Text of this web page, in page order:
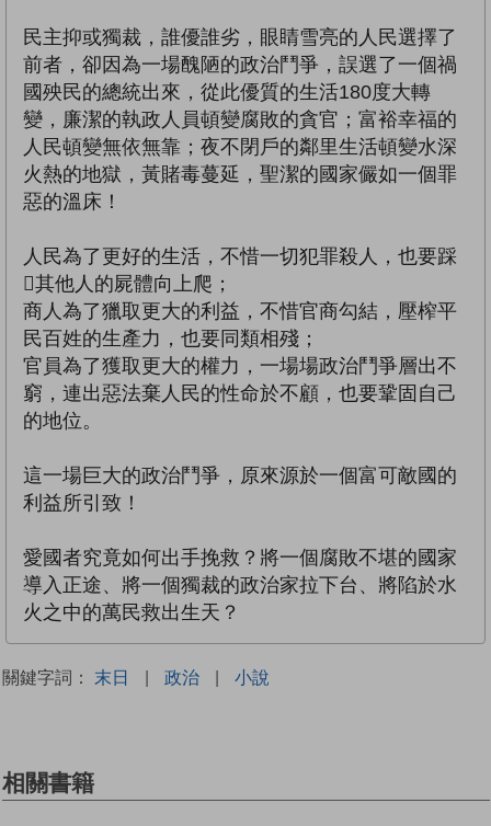
民主抑或獨裁，誰優誰劣，眼睛雪亮的人民選擇了
前者，卻因為一場醜陋的政治鬥爭，誤選了一個禍
國殃民的總統出來，從此優質的生活180度大轉
變，廉潔的執政人員頓變腐敗的貪官；富裕幸福的
人民頓變無依無靠；夜不閉戶的鄰里生活頓變水深
火熱的地獄，黃賭毒蔓延，聖潔的國家儼如一個罪
惡的溫床！
人民為了更好的生活，不惜一切犯罪殺人，也要踩
其他人的屍體向上爬；
商人為了獵取更大的利益，不惜官商勾結，壓榨平
民百姓的生產力，也要同類相殘；
官員為了獲取更大的權力，一場場政治鬥爭層出不
窮，連出惡法棄人民的性命於不顧，也要鞏固自己
的地位。
這一場巨大的政治鬥爭，原來源於一個富可敵國的
利益所引致！
愛國者究竟如何出手挽救？將一個腐敗不堪的國家
導入正途、將一個獨裁的政治家拉下台、將陷於水
火之中的萬民救出生天？
關鍵字詞： 末日 | 政治 | 小說
相關書籍